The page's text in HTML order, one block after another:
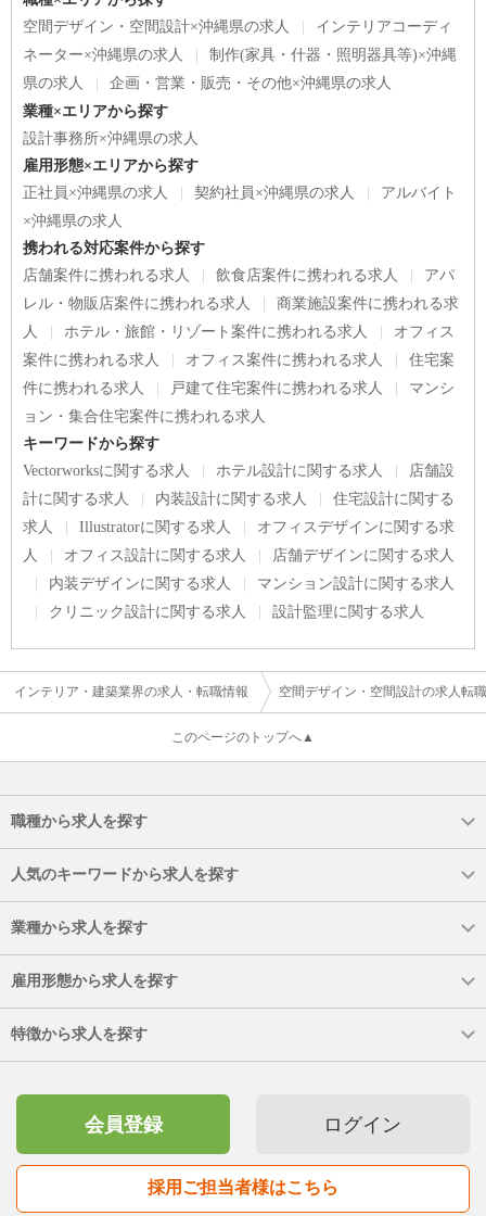
空間デザイン・空間設計×沖縄県の求人
インテリアコーディ
ネーター×沖縄県の求人
制作(家具・什器・照明器具等)×沖縄
県の求人
企画・営業・販売・その他×沖縄県の求人
業種×エリアから探す
設計事務所×沖縄県の求人
雇用形態×エリアから探す
正社員×沖縄県の求人
契約社員×沖縄県の求人
アルバイト
×沖縄県の求人
携われる対応案件から探す
店舗案件に携われる求人
飲食店案件に携われる求人
アパ
レル・物販店案件に携われる求人
商業施設案件に携われる求
人
ホテル・旅館・リゾート案件に携われる求人
オフィス
案件に携われる求人
オフィス案件に携われる求人
住宅案
件に携われる求人
戸建て住宅案件に携われる求人
マンシ
ョン・集合住宅案件に携われる求人
キーワードから探す
Vectorworksに関する求人
ホテル設計に関する求人
店舗設
計に関する求人
内装設計に関する求人
住宅設計に関する
求人
Illustratorに関する求人
オフィスデザインに関する求
人
オフィス設計に関する求人
店舗デザインに関する求人
内装デザインに関する求人
マンション設計に関する求人
クリニック設計に関する求人
設計監理に関する求人
インテリア・建築業界の求人・転職情報 空間デザイン・空間設計の求人転
このページのトップへ▲
職種から求人を探す
人気のキーワードから求人を探す
業種から求人を探す
雇用形態から求人を探す
特徴から求人を探す
会員登録 ログイン
採用ご担当者様はこちら